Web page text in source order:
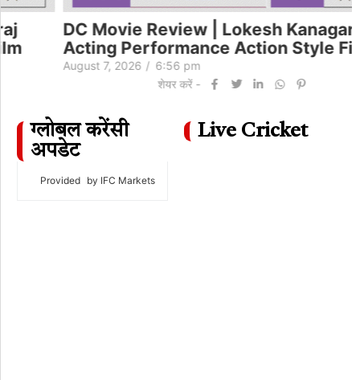
DC Movie Review | Lokesh Kanagaraj
Acting Performance Action Style Film
August 7, 2026 / 6:56 pm
ग्लोबल करेंसी
अपडेट
Provided by IFC Markets
Live Cricket